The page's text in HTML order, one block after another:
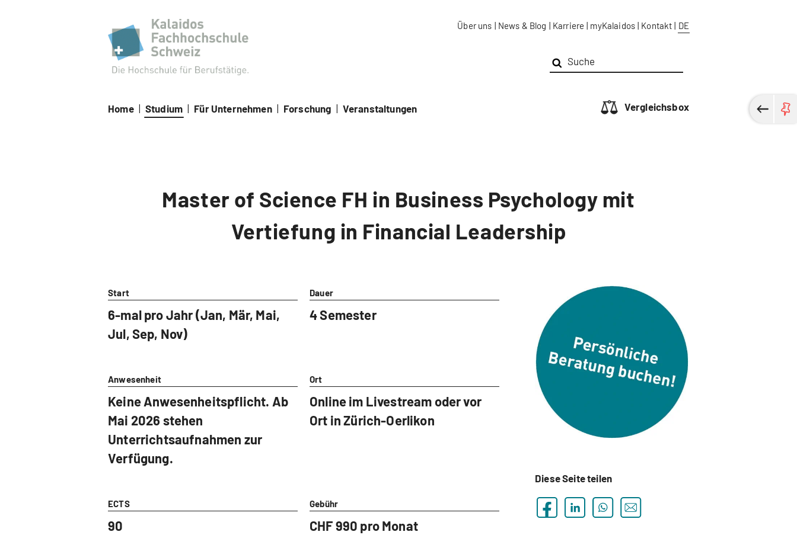
Über uns | News & Blog | Karriere | myKalaidos | Kontakt | DE
Home | Studium | Für Unternehmen | Forschung | Veranstaltungen Vergleichsbox
Master of Science FH in Business Psychology mit
Vertiefung in Financial Leadership
Start
6-mal pro Jahr (Jan, Mär, Mai,
Jul, Sep, Nov)
Dauer
4 Semester
Anwesenheit
Keine Anwesenheitspflicht. Ab
Mai 2026 stehen
Unterrichtsaufnahmen zur
Verfügung.
Ort
Online im Livestream oder vor
Ort in Zürich-Oerlikon
ECTS
90
Gebühr
CHF 990 pro Monat
Diese Seite teilen